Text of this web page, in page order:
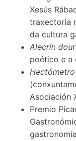
Xesús
traxectoria
da cultura
Alecrín
poético e a
Asociación
Premio